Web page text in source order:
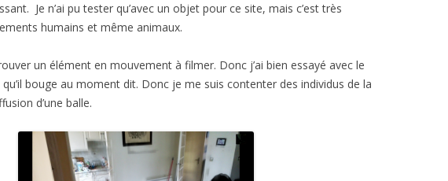
Je n’ai pu tester qu’avec un objet pour ce site, mais c’est très
humains et même animaux.
un élément en mouvement à filmer. Donc j’ai bien essayé avec le
bouge au moment dit. Donc je me suis contenter des individus de la
d’une balle.